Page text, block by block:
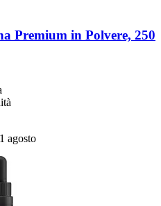
Premium in Polvere, 250
agosto